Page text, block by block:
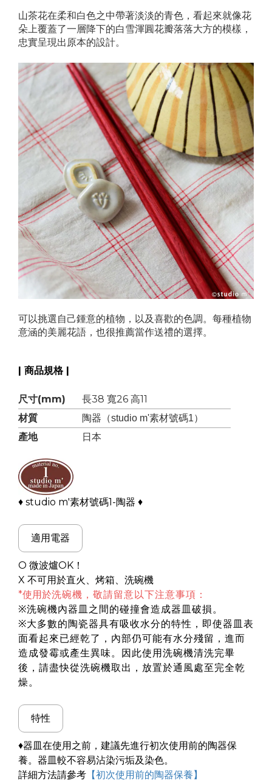
山茶花在柔和白色之中帶著淡淡的青色，看起來就像花
朵上覆蓋了一層降下的白雪渾圓花瓣落落大方的模樣，
忠實呈現出原本的設計。
可以挑選自己鍾意的植物，以及喜歡的色調。每種植物
意涵的美麗花語，也很推薦當作送禮的選擇。
| 商品規格 |
尺寸(mm)
長38 寬26 高11
材質
陶器（studio m'素材號碼1）
產地 日本
♦ studio m'素材號碼1-陶器 ♦
適用電器
O 微波爐OK！
X 不可用於直火、烤箱、洗碗機
*使用於洗碗機，敬請留意以下注意事項：
※洗碗機內器皿之間的碰撞會造成器皿破損。
※大多數的陶瓷器具有吸收水分的特性，即使器皿表
面看起來已經乾了，內部仍可能有水分殘留，進而
造成發霉或產生異味。因此使用洗碗機清洗完畢
後，請盡快從洗碗機取出，放置於通風處至完全乾
燥。
特性
♦器皿在使用之前，建議先進行初次使用前的陶器保
養。器皿較不容易沾染污垢及染色。
詳細方法請參考 【初次使用前的陶器保養】